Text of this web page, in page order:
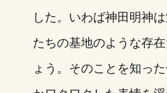
した。いわば神田明神
たちの基地のような存
ょう。そのことを知っ